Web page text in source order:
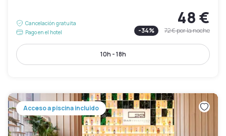
Cancelación gratuita
Pago en el hotel
48 €
-34% 72 €por la noche
10h - 18h
Acceso a piscina incluido